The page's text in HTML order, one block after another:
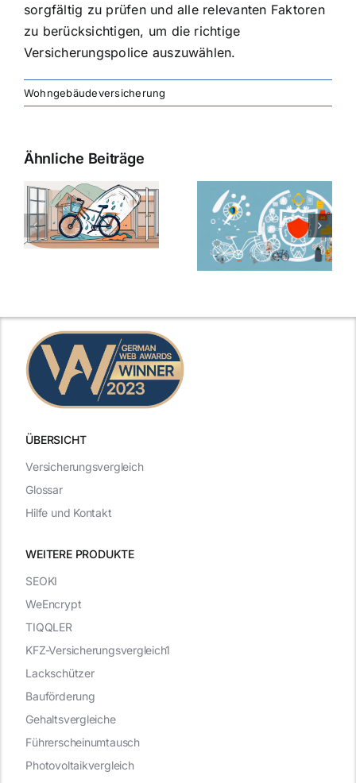
sorgfältig zu prüfen und alle relevanten Faktoren
zu berücksichtigen, um die richtige
Versicherungspolice auszuwählen.
Wohngebäudeversicherung
Ähnliche Beiträge
ÜBERSICHT
WEITERE PRODUKTE
Versicherungsvergleich
Glossar
Hilfe und Kontakt
SEOKI
WeEncrypt
TIQQLER
KFZ-Versicherungsvergleich1
Lackschützer
Bauförderung
Gehaltsvergleiche
Führerscheinumtausch
Photovoltaikvergleich